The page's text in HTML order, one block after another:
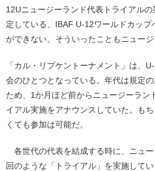
12Uニュージーランド代表トライアル
定している、IBAF U-12ワールドカップ
ができない。そういったこともニュージ
「カル・リプケントーナメント」は、
会のひとつとなっている。年代は規定
ため、1か月ほど前からニュージーラン
イアル実施をアナウンスしていた。も
くても参加は可能だ。
各世代の代表を結成する時に、ニュ
回のような「トライアル」を実施して